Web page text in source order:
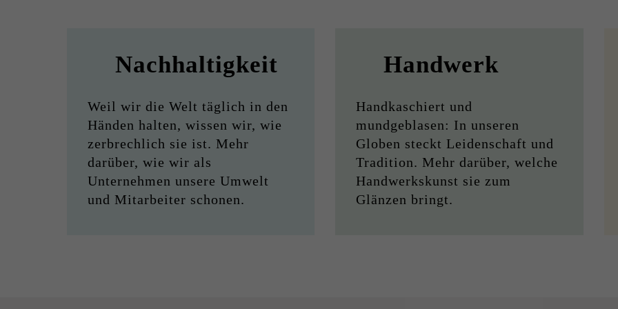
Nachhaltigkeit
Weil wir die Welt täglich in den
Händen halten, wissen wir, wie
zerbrechlich sie ist. Mehr
darüber, wie wir als
Unternehmen unsere Umwelt
und Mitarbeiter schonen.
Handwerk
Handkaschiert und
mundgeblasen: In unseren
Globen steckt Leidenschaft und
Tradition. Mehr darüber, welche
Handwerkskunst sie zum
Glänzen bringt.